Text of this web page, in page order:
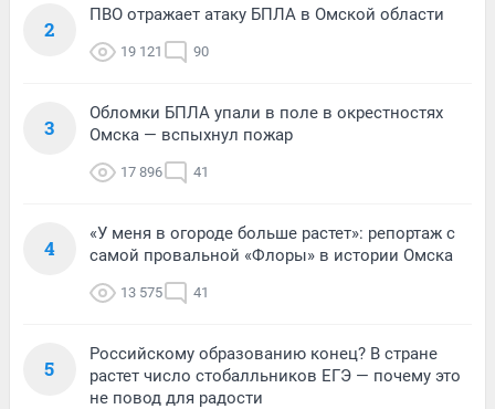
2
ПВО отражает атаку БПЛА в Омской области
19 121 90
3
Обломки БПЛА упали в поле в окрестностях
Омска — вспыхнул пожар
17 896 41
4
«У меня в огороде больше растет»: репортаж с
самой провальной «Флоры» в истории Омска
13 575 41
5
Российскому образованию конец? В стране
растет число стобалльников ЕГЭ — почему это
не повод для радости